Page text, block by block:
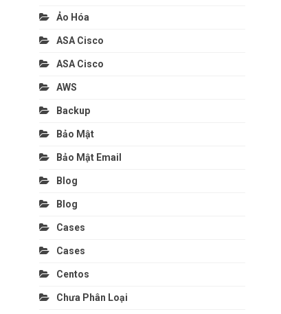
Ảo Hóa
ASA Cisco
ASA Cisco
AWS
Backup
Bảo Mật
Bảo Mật Email
Blog
Blog
Cases
Cases
Centos
Chưa Phân Loại